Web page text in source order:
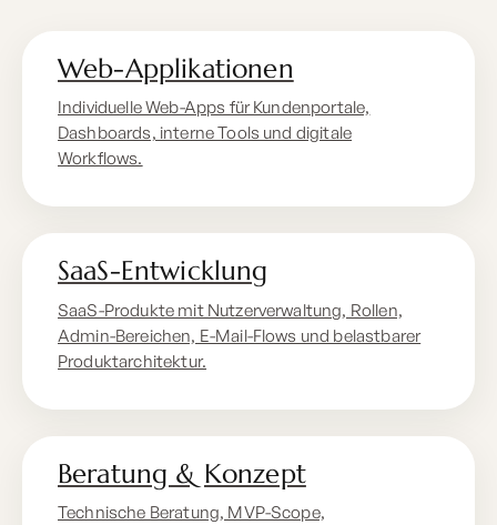
Web-Applikationen
Individuelle Web-Apps für Kundenportale,
Dashboards, interne Tools und digitale
Workflows.
SaaS-Entwicklung
SaaS-Produkte mit Nutzerverwaltung, Rollen,
Admin-Bereichen, E-Mail-Flows und belastbarer
Produktarchitektur.
Beratung & Konzept
Technische Beratung, MVP-Scope,